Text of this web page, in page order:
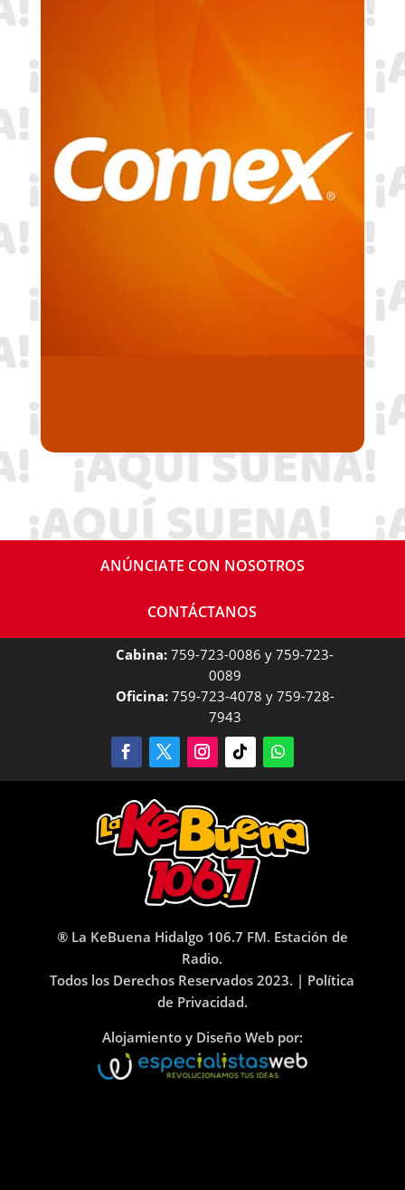
ANÚNCIATE CON NOSOTROS
CONTÁCTANOS
Cabina: 759-723-0086 y 759-723-
0089
Oficina:759-723-4078 y 759-728-
7943
® La KeBuena Hidalgo 106.7 FM. Estación de
Radio.
Todos los Derechos Reservados 2023. | Política
de Privacidad.
Alojamiento y Diseño Web por: